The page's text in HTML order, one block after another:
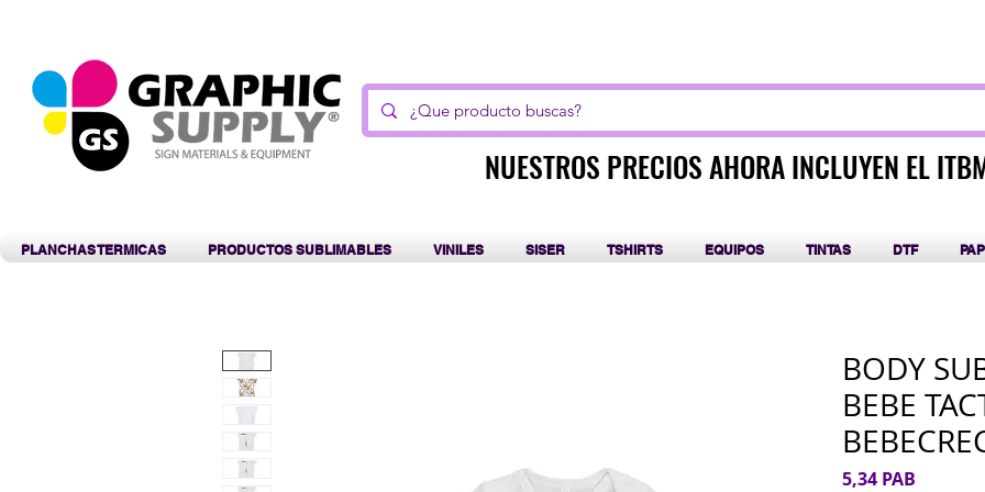
NUESTROS PRECIOS AHORA INCLUYEN EL
NUESTROS PRECIOS AHORA INCLUYEN EL
PLANCHAS TERMICAS PRODUCTOS SUBLIMABLES VINILES SISER TSHIRTS EQUIPOS TINTAS DTF
BODY
BEBE
5,34 PAB